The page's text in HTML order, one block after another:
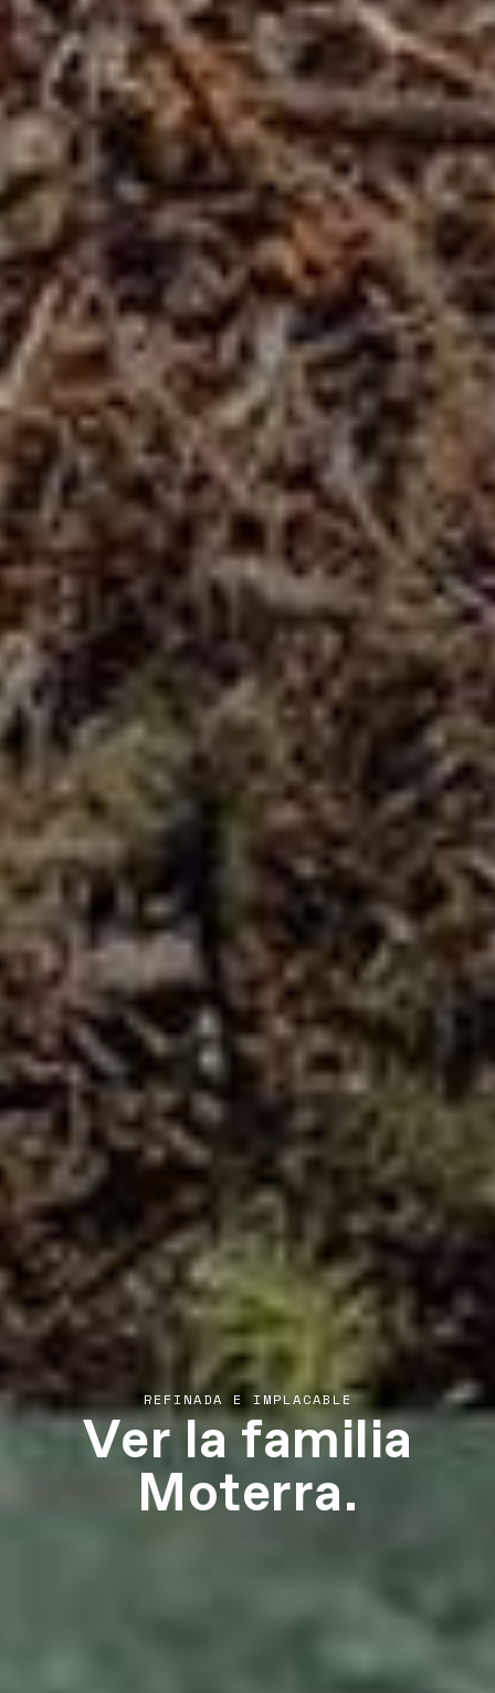
REFINADA E IMPLACABLE
Ver la familia
Moterra.